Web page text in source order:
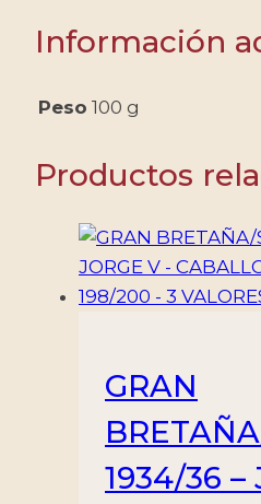
YV
-
VALORES
MINT
cantidad
Información
Peso 100 g
Productos
GRAN
1934/36 –